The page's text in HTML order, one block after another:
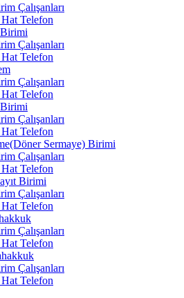
Çalışanları
Telefon
Çalışanları
Telefon
Çalışanları
Telefon
Çalışanları
Telefon
Sermaye) Birimi
Çalışanları
Telefon
Birimi
Çalışanları
Telefon
Çalışanları
Telefon
Çalışanları
Telefon